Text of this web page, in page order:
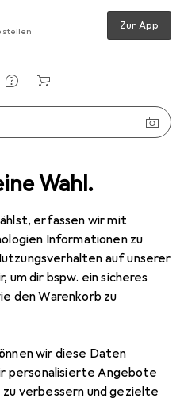
Wahl.
erfassen wir mit
Informationen zu
auf unserer
um dir bspw. ein sicheres
den Warenkorb zu
wir diese Daten
personalisierte Angebote
verbessern und gezielte
Zur App
lösbar 305 x47 fluoreszierend
lösbar
100 Stk.